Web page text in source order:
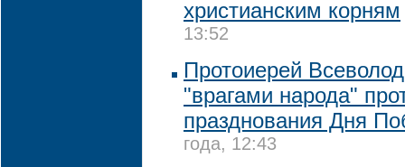
христианским корням
13:52
Протоиерей
"врагами народа"
празднования Дня
года, 12:43